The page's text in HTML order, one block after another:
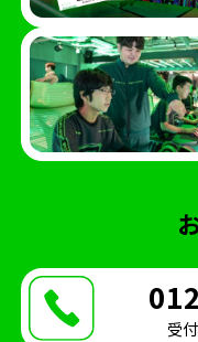
受